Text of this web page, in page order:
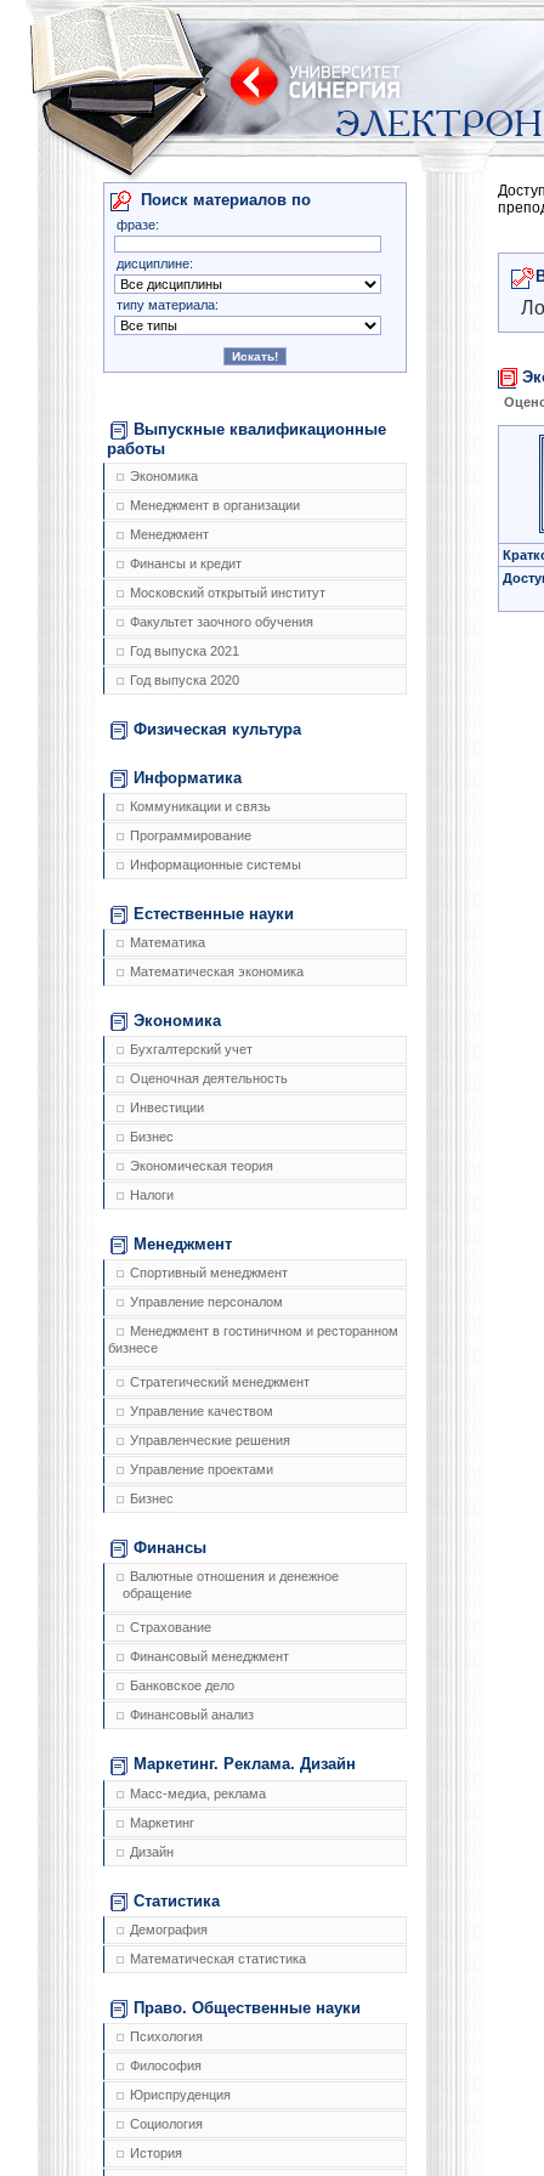
Поиск материалов по
фразе:
дисциплине:
типу материала:
Выпускные квалификационные
работы
Экономика
Менеджмент в организации
Менеджмент
Финансы и кредит
Московский открытый институт
Факультет заочного обучения
Год выпуска 2021
Год выпуска 2020
Физическая культура
Информатика
Коммуникации и связь
Программирование
Информационные системы
Естественные науки
Математика
Математическая экономика
Экономика
Бухгалтерский учет
Оценочная деятельность
Инвестиции
Бизнес
Экономическая теория
Налоги
Менеджмент
Спортивный менеджмент
Управление персоналом
Менеджмент в гостиничном и ресторанном
бизнесе
Стратегический менеджмент
Управление качеством
Управленческие решения
Управление проектами
Бизнес
Финансы
Валютные отношения и денежное
обращение
Страхование
Финансовый менеджмент
Банковское дело
Финансовый анализ
Маркетинг. Реклама. Дизайн
Масс-медиа, реклама
Маркетинг
Дизайн
Статистика
Демография
Математическая статистика
Право. Общественные науки
Психология
Философия
Юриспруденция
Социология
История